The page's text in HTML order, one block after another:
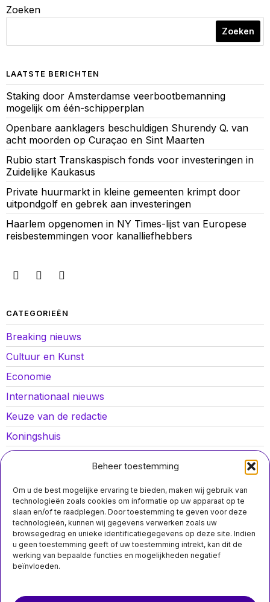
Beheer toestemming
Om u de best mogelijke ervaring te bieden, maken wij gebruik van
technologieën zoals cookies om informatie op uw apparaat op te
slaan en/of te raadplegen. Door toestemming te geven voor deze
technologieën, kunnen wij gegevens verwerken zoals uw
browsegedrag en unieke identificatiegegevens op deze site. Indien
u geen toestemming geeft of uw toestemming intrekt, kan dit de
werking van bepaalde functies en mogelijkheden negatief
beïnvloeden.
Zoeken
Zoeken
LAATSTE BERICHTEN
Staking door Amsterdamse veerbootbemanning
mogelijk om één-schipperplan
Openbare aanklagers beschuldigen Shurendy Q. van
acht moorden op Curaçao en Sint Maarten
Rubio start Transkaspisch fonds voor investeringen in
Zuidelijke Kaukasus
Private huurmarkt in kleine gemeenten krimpt door
uitpondgolf en gebrek aan investeringen
Haarlem opgenomen in NY Times-lijst van Europese
reisbestemmingen voor kanalliefhebbers
CATEGORIEËN
Breaking nieuws
Cultuur en Kunst
Economie
Internationaal nieuws
Keuze van de redactie
Koningshuis
Lokaal nieuws
Opinies
Politiek
Sport
MIS HET NIET
Oplichters gebruiken